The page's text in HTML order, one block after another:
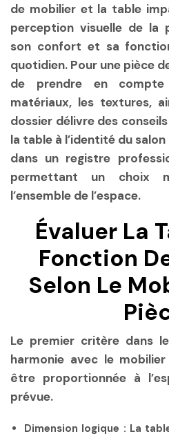
de mobilier et la table
perception visuelle de la
son confort et sa
quotidien. Pour une pièce
de prendre en compte
matériaux, les textures,
dossier délivre des
la table à l’identité du
dans un registre
permettant un choix
l’ensemble de l’espace.
Évaluer La
Fonction
Selon Le
Le premier critère dans
harmonie avec le
être proportionnée à
prévue.
Dimension logique : La